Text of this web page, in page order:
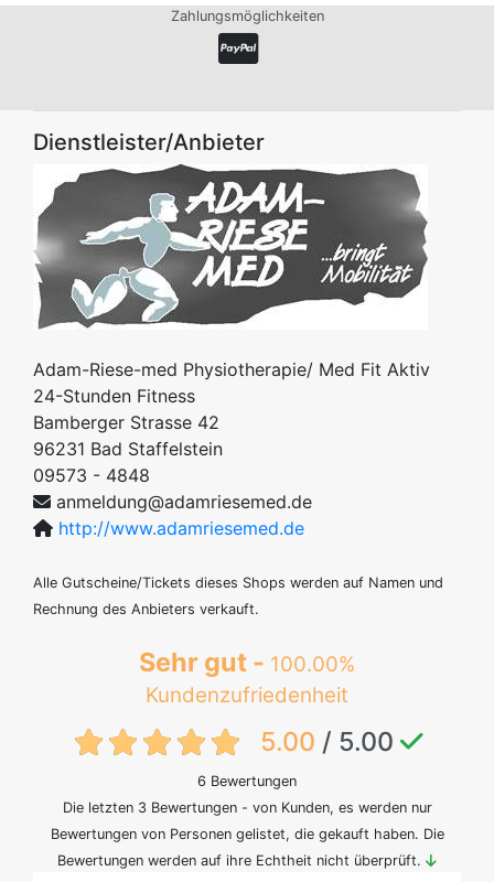
Zahlungsmöglichkeiten
Dienstleister/Anbieter
Adam-Riese-med Physiotherapie/ Med Fit Aktiv
24-Stunden Fitness
Bamberger Strasse 42
96231 Bad Staffelstein
09573 - 4848
anmeldung@adamriesemed.de
http://www.adamriesemed.de
Alle Gutscheine/Tickets dieses Shops werden auf Namen und
Rechnung des Anbieters verkauft.
Sehr gut - 100.00%
Kundenzufriedenheit
{txt:feedback-rating}
5.00 / 5.00
6 Bewertungen
Die letzten 3 Bewertungen - von Kunden, es werden nur
Bewertungen von Personen gelistet, die gekauft haben. Die
Bewertungen werden auf ihre Echtheit nicht überprüft.